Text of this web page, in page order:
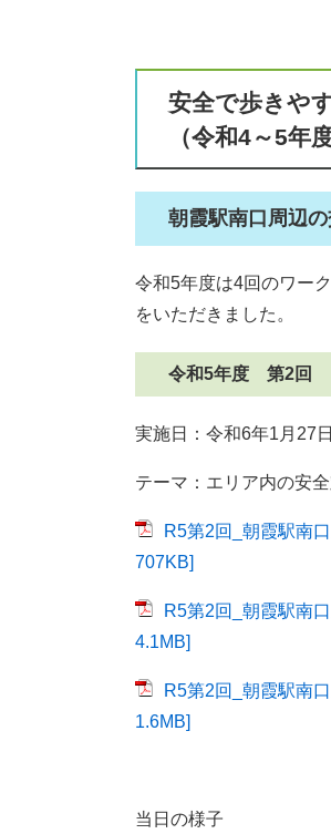
安全で歩きや
（令和4～5年度
朝霞駅南口周辺
令和5年度は4回のワー
をいただきました。
令和5年度 第2回
実施日：令和6年1月27
テーマ：エリア内の安
R5第2回_朝霞駅南
707KB]
R5第2回_朝霞駅南
4.1MB]
R5第2回_朝霞駅南
1.6MB]
当日の様子